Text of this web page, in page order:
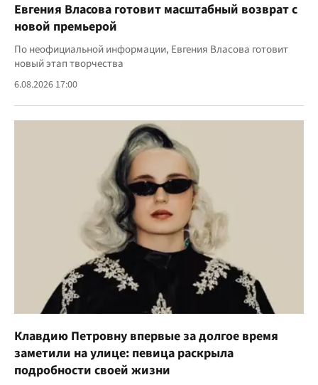
Евгения Власова готовит масштабный возврат с
новой премьерой
По неофициальной информации, Евгения Власова готовит
новый этап творчества
6.08.2026 17:00
Клавдию Петровну впервые за долгое время
заметили на улице: певица раскрыла
подробности своей жизни